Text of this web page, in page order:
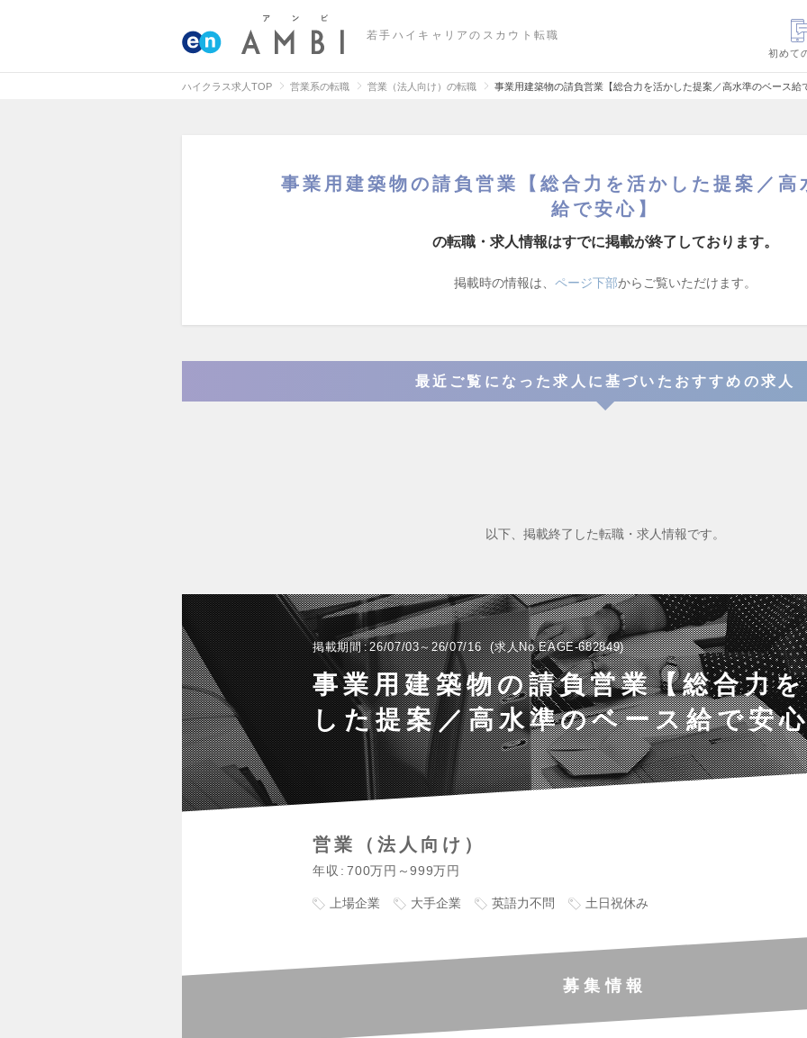
若手ハイキャリアのスカウト転職
初めて
ハイクラス求人TOP 営業系の転職 営業（法人向け）の転職 事業用建築物の請負営業【総合力を活かした提案／高水準のベース給
事業用建築物の請負営業【総合力を活かした提案／高
給で安心】
の転職・求人情報はすでに掲載が終了しております。
掲載時の情報は、 ページ下部からご覧いただけます。
最近ご覧になった求人に基づいたおすすめの求人
以下、掲載終了した転職・求人情報です。
掲載期間 26/07/03～26/07/16 求人No.EAGE-682849
事業用建築物の請負営業【総合力
した提案／高水準のベース給で安
営業（法人向け）
年収 700万円～999万円
上場企業 大手企業 英語力不問 土日祝休み
募集情報